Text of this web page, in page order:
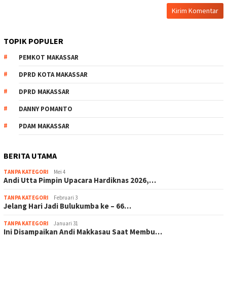
TOPIK POPULER
PEMKOT MAKASSAR
DPRD KOTA MAKASSAR
DPRD MAKASSAR
DANNY POMANTO
PDAM MAKASSAR
BERITA UTAMA
TANPA KATEGORI Mei 4
Andi Utta Pimpin Upacara Hardiknas 2026,…
TANPA KATEGORI Februari 3
Jelang Hari Jadi Bulukumba ke – 66…
TANPA KATEGORI Januari 31
Ini Disampaikan Andi Makkasau Saat Membu…